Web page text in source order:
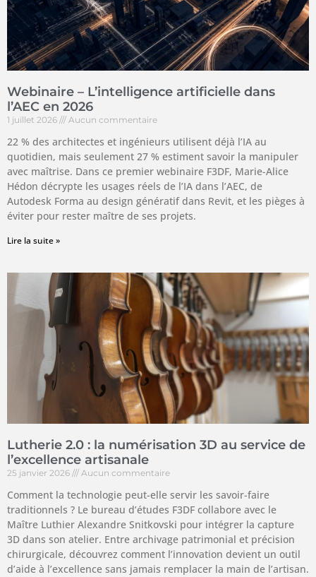
Webinaire – L’intelligence artificielle dans
l’AEC en 2026
1 juillet 2026 Aucun commentaire
22 % des architectes et ingénieurs utilisent déjà l’IA au
quotidien, mais seulement 27 % estiment savoir la manipuler
avec maîtrise. Dans ce premier webinaire F3DF, Marie-Alice
Hédon décrypte les usages réels de l’IA dans l’AEC, de
Autodesk Forma au design génératif dans Revit, et les pièges à
éviter pour rester maître de ses projets.
Lire la suite »
Lutherie 2.0 : la numérisation 3D au service de
l’excellence artisanale
25 janvier 2026 Aucun commentaire
Comment la technologie peut-elle servir les savoir-faire
traditionnels ? Le bureau d’études F3DF collabore avec le
Maître Luthier Alexandre Snitkovski pour intégrer la capture
3D dans son atelier. Entre archivage patrimonial et précision
chirurgicale, découvrez comment l’innovation devient un outil
d’aide à l’excellence sans jamais remplacer la main de l’artisan.